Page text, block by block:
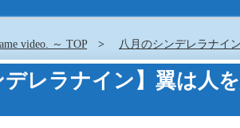
video. ～ TOP 八月のシンデレラナイン
デレラナイン】翼は人